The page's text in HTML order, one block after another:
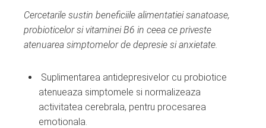
Cercetarile sustin beneficiile alimentatiei sanatoase,
probioticelor si vitaminei B6 in ceea ce priveste
atenuarea simptomelor de depresie si anxietate.
Suplimentarea antidepresivelor cu probiotice
atenueaza simptomele si normalizeaza
activitatea cerebrala, pentru procesarea
emotionala.